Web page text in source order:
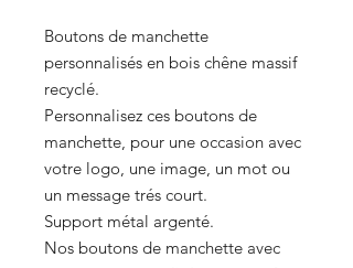
Boutons de manchette
personnalisés en bois chêne massif
recyclé.
Personnalisez ces boutons de
manchette, pour une occasion avec
votre logo, une image, un mot ou
un message trés court.
Support métal argenté.
Nos boutons de manchette avec